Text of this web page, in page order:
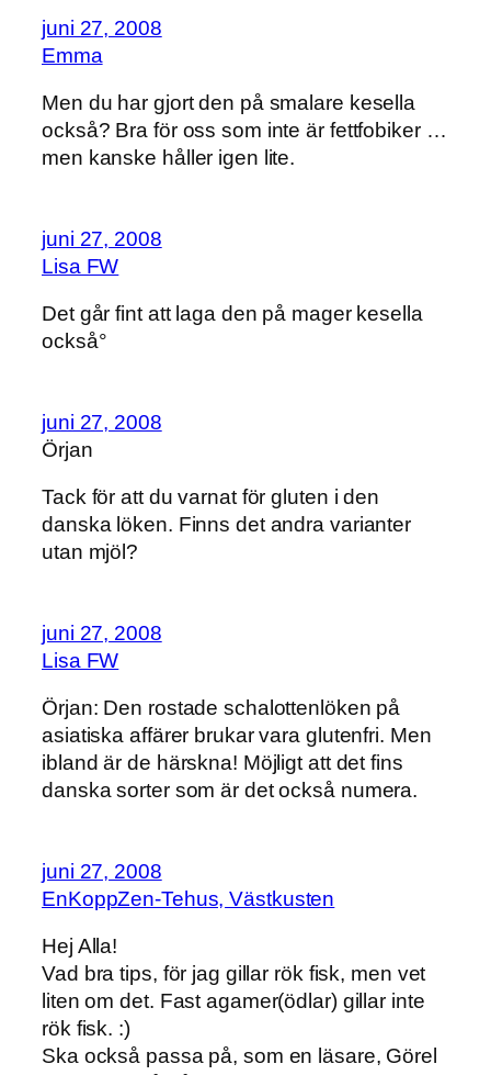
juni 27, 2008
Emma
Men du har gjort den på smalare kesella
också? Bra för oss som inte är fettfobiker …
men kanske håller igen lite.
juni 27, 2008
Lisa FW
Det går fint att laga den på mager kesella
också°
juni 27, 2008
Örjan
Tack för att du varnat för gluten i den
danska löken. Finns det andra varianter
utan mjöl?
juni 27, 2008
Lisa FW
Örjan: Den rostade schalottenlöken på
asiatiska affärer brukar vara glutenfri. Men
ibland är de härskna! Möjligt att det fins
danska sorter som är det också numera.
juni 27, 2008
EnKoppZen-Tehus, Västkusten
Hej Alla!
Vad bra tips, för jag gillar rök fisk, men vet
liten om det. Fast agamer(ödlar) gillar inte
rök fisk. :)
Ska också passa på, som en läsare, Görel